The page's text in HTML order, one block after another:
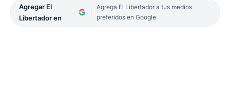
Agregar El
Libertador en
Agrega El Libertador a tus medios
preferidos en Google